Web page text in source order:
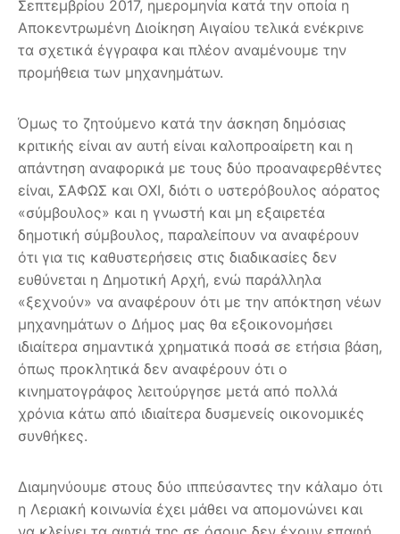
Σεπτεμβρίου 2017, ημερομηνία κατά την οποία η
Αποκεντρωμένη Διοίκηση Αιγαίου τελικά ενέκρινε
τα σχετικά έγγραφα και πλέον αναμένουμε την
προμήθεια των μηχανημάτων.
Όμως το ζητούμενο κατά την άσκηση δημόσιας
κριτικής είναι αν αυτή είναι καλοπροαίρετη και η
απάντηση αναφορικά με τους δύο προαναφερθέντες
είναι, ΣΑΦΩΣ και ΟΧΙ, διότι ο υστερόβουλος αόρατος
«σύμβουλος» και η γνωστή και μη εξαιρετέα
δημοτική σύμβουλος, παραλείπουν να αναφέρουν
ότι για τις καθυστερήσεις στις διαδικασίες δεν
ευθύνεται η Δημοτική Αρχή, ενώ παράλληλα
«ξεχνούν» να αναφέρουν ότι με την απόκτηση νέων
μηχανημάτων ο Δήμος μας θα εξοικονομήσει
ιδιαίτερα σημαντικά χρηματικά ποσά σε ετήσια βάση,
όπως προκλητικά δεν αναφέρουν ότι ο
κινηματογράφος λειτούργησε μετά από πολλά
χρόνια κάτω από ιδιαίτερα δυσμενείς οικονομικές
συνθήκες.
Διαμηνύουμε στους δύο ιππεύσαντες την κάλαμο ότι
η Λεριακή κοινωνία έχει μάθει να απομονώνει και